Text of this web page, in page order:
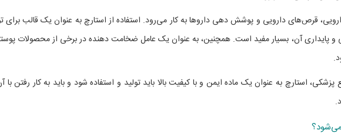
قرص‌های دارویی و پوشش دهی داروها به کار می‌رود. استفاده از استارچ به عنوان یک قالب برای
و پایداری آن، بسیار مفید است. همچنین، به عنوان یک عامل ضخامت دهنده در برخی از محصولات
پزشکی، استارچ به عنوان یک ماده ایمن و با کیفیت بالا باید تولید و استفاده شود و باید به کار رفتن با
می‌شود؟